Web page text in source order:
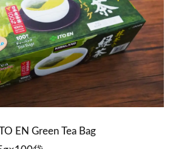
EN Green Tea Bag